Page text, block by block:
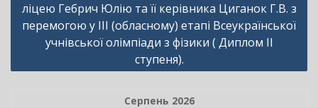
ліцею Гебрич Юлію та її керівника Циганок Г.В. з
перемогою у ІІІ (обласному) етапі Всеукраїнської
учнівської олімпіади з фізики ( Диплом ІІ
ступеня).
Серпень 2026